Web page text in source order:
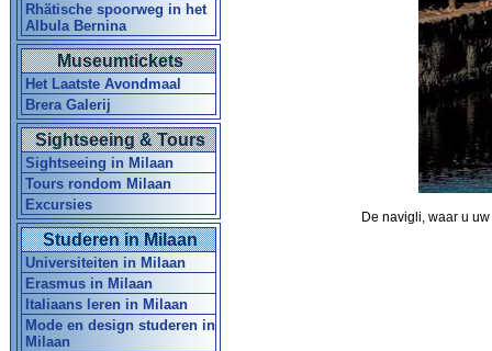
Rhätische spoorweg in het
Albula Bernina
Museumtickets
Het Laatste Avondmaal
Brera Galerij
Sightseeing & Tours
Sightseeing in Milaan
Tours rondom Milaan
Excursies
Studeren in Milaan
Universiteiten in Milaan
Erasmus in Milaan
Italiaans leren in Milaan
Mode en design studeren in
Milaan
De navigli, waar u